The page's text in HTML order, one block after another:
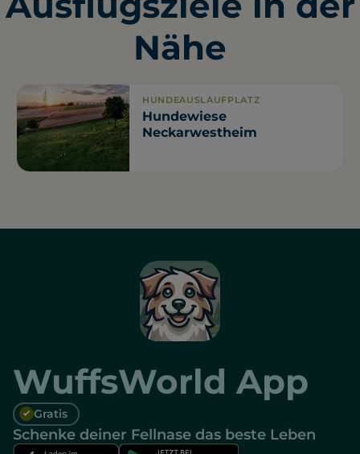
Nähe
HUNDEAUSLAUFPLATZ
Hundewiese
Neckarwestheim
WuffsWorld App
Gratis
Schenke deiner Fellnase das beste Leben